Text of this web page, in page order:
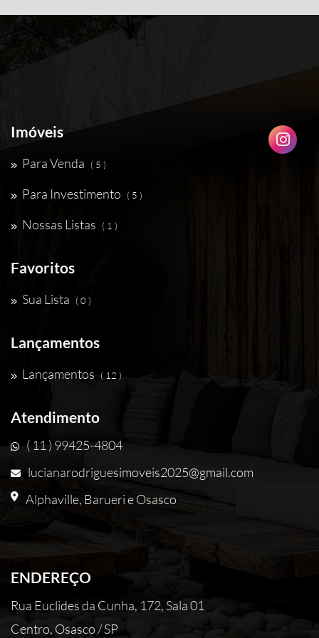
Imóveis
Para Venda ( 5 )
Para Investimento ( 5 )
Nossas Listas ( 1 )
Favoritos
Sua Lista ( 0 )
Lançamentos
Lançamentos ( 12 )
Atendimento
( 11 ) 99425-4804
lucianarodriguesimoveis2025@gmail.com
Alphaville, Barueri e Osasco
ENDEREÇO
Rua Euclides da Cunha, 172, Sala 01
Centro, Osasco / SP